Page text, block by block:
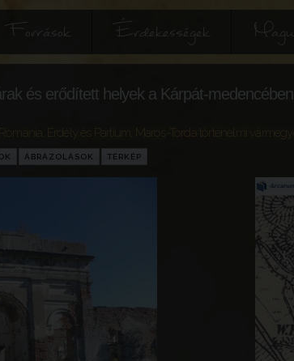
Források Érdekességek
és erődített helyek a Kárpát-medencében
Románia Erdély és Partium Maros-Torda történelmi vármegye
ÁBRÁZOLÁSOK TÉRKÉP